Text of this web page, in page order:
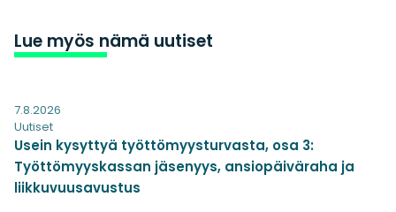
Lue myös nämä uutiset
7.8.2026
Uutiset
Usein kysyttyä työttömyysturvasta, osa 3:
Työttömyyskassan jäsenyys, ansiopäiväraha ja
liikkuvuusavustus